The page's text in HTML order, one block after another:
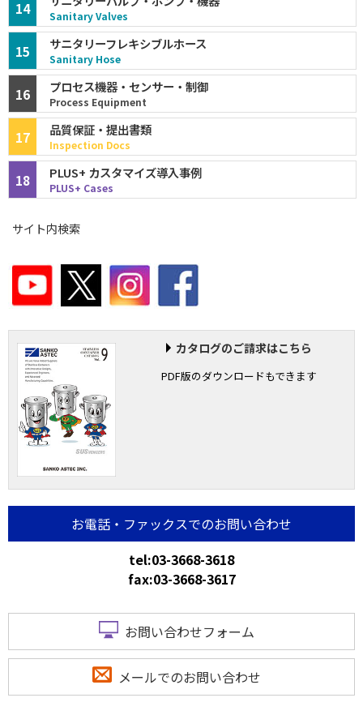
Sanitary Valves
14
サニタリーフレキシブルホース
Sanitary Hose
15
プロセス機器・センサー・制御
Process Equipment
16
品質保証・提出書類
Inspection Docs
17
PLUS+ カスタマイズ導入事例
PLUS+ Cases
18
サイト内検索
カタログのご請求はこちら
PDF版のダウンロードもできます
お電話・ファックスでのお問い合わせ
tel:03-3668-3618
fax:03-3668-3617
お問い合わせフォーム
メールでのお問い合わせ